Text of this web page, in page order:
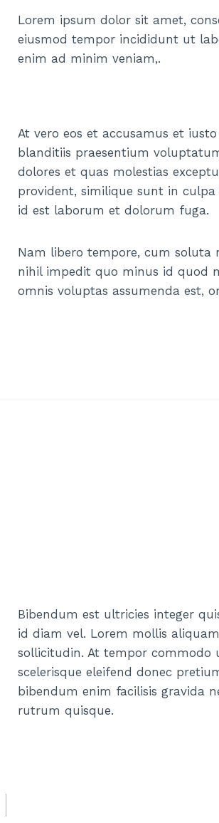
Lorem ipsum dolor sit amet,
eiusmod tempor incididunt ut
enim ad minim veniam,.
At vero eos et accusamus et
blanditiis praesentium
dolores et quas molestias
provident, similique sunt in
id est laborum et dolorum fuga.
Nam libero tempore, cum soluta
nihil impedit quo minus id quod
omnis voluptas assumenda est,
Bibendum est ultricies integer
id diam vel. Lorem mollis
sollicitudin. At tempor commodo
scelerisque eleifend donec
bibendum enim facilisis gravida
rutrum quisque.